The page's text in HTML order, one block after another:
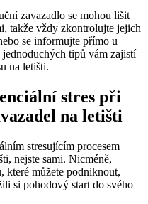
zavazadlo se mohou lišit
takže vždy zkontrolujte jejich
se informujte přímo u
tipů vám zajistí
na letišti.
stres při
na letišti
stresujícím procesem
nejste sami. Nicméně,
které můžete podniknout,
si pohodový start do svého